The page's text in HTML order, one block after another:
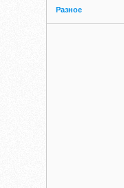
Разное